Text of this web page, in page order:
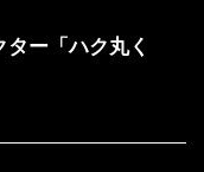
ー「ハク丸く